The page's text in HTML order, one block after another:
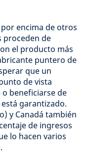
encima de otros
proceden de
el producto más
puntero de
que un
de vista
beneficiarse de
garantizado.
y Canadá también
de ingresos
lo hacen varios